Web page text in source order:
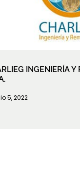
INGENIERÍA Y
5, 2022